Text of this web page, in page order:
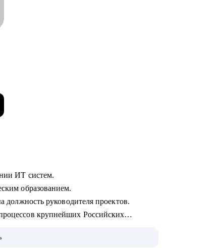
ИТ систем.
образованием.
должность руководителя проектов.
крупнейших Российских